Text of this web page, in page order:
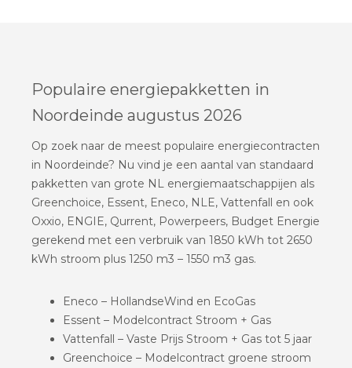
Populaire energiepakketten in
Noordeinde augustus 2026
Op zoek naar de meest populaire energiecontracten
in Noordeinde? Nu vind je een aantal van standaard
pakketten van grote NL energiemaatschappijen als
Greenchoice, Essent, Eneco, NLE, Vattenfall en ook
Oxxio, ENGIE, Qurrent, Powerpeers, Budget Energie
gerekend met een verbruik van 1850 kWh tot 2650
kWh stroom plus 1250 m3 – 1550 m3 gas.
Eneco – HollandseWind en EcoGas
Essent – Modelcontract Stroom + Gas
Vattenfall – Vaste Prijs Stroom + Gas tot 5 jaar
Greenchoice – Modelcontract groene stroom